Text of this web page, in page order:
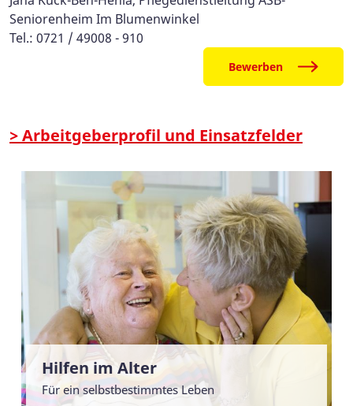
Seniorenheim Im Blumenwinkel
Tel.: 0721 / 49008 - 910
Bewerben
> Arbeitgeberprofil und Einsatzfelder
Hilfen im Alter
Für ein selbstbestimmtes Leben